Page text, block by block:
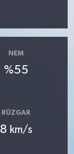
NEM
%55
RÜZGAR
8 km/s